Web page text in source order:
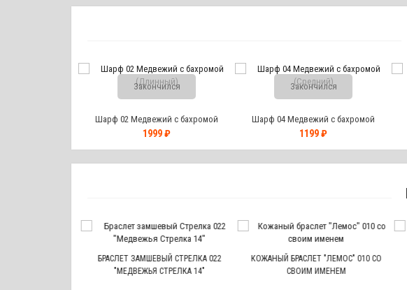
Закончился
Шарф 02 Медвежий с бахромой
(Длинный)
1999 ₽
Закончился
Шарф 04 Медвежий с бахромой
(Средний)
1199 ₽
БРАСЛЕТ ЗАМШЕВЫЙ СТРЕЛКА 022
"МЕДВЕЖЬЯ СТРЕЛКА 14"
КОЖАНЫЙ БРАСЛЕТ "ЛЕМОС" 010 СО
СВОИМ ИМЕНЕМ